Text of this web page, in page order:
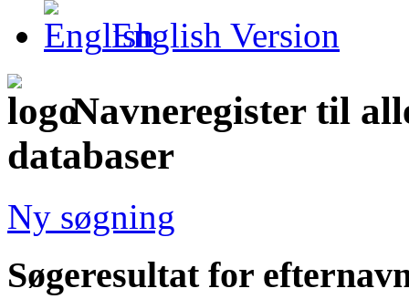
English Version
Navneregister til
databaser
Ny søgning
Søgeresultat for